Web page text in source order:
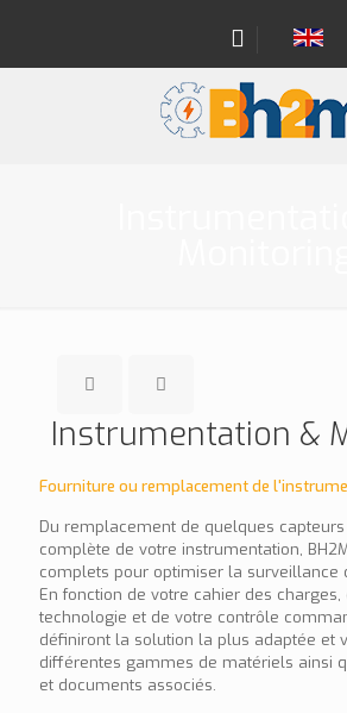
Instrumentation &
Fourniture ou remplacement de
Du remplacement de quelques
complète de votre instrumentation,
complets pour optimiser la surveillance
En fonction de votre cahier des
technologie et de votre contrôle
définiront la solution la plus adaptée et
différentes gammes de matériels ainsi
et documents associés.